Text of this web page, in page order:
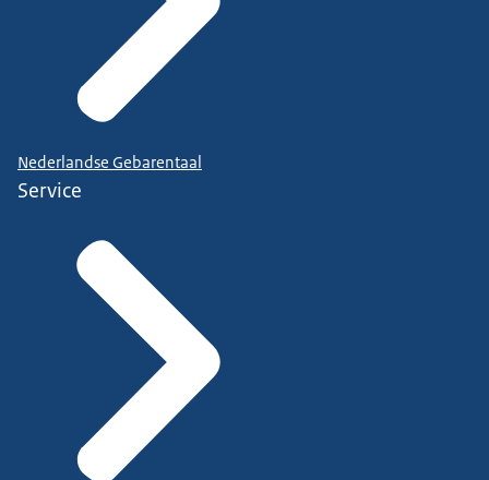
Nederlandse Gebarentaal
Service